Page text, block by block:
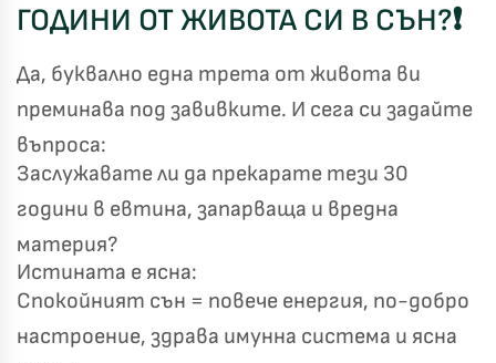
ГОДИНИ ОТ ЖИВОТА СИ В СЪН?❗
Да, буквално една трета от живота ви
преминава под завивките. И сега си задайте
въпроса:
Заслужавате ли да прекарате тези 30
години в евтина, запарваща и вредна
материя?
Истината е ясна:
Спокойният сън = повече енергия, по-добро
настроение, здрава имунна система и ясна